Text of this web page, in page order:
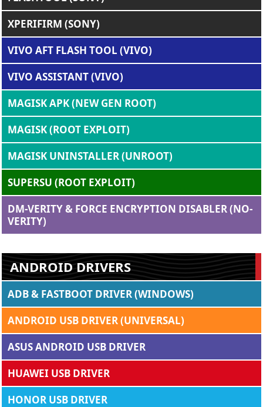
XPERIFIRM (SONY)
VIVO AFT FLASH TOOL (VIVO)
VIVO ASSISTANT (VIVO)
MAGISK APK (NEW GEN ROOT)
MAGISK (ROOT EXPLOIT)
MAGISK UNINSTALLER (UNROOT)
SUPERSU (ROOT EXPLOIT)
DM-VERITY & FORCE ENCRYPTION DISABLER (NO-
VERITY)
ANDROID DRIVERS
ADB & FASTBOOT DRIVER (WINDOWS)
ANDROID USB DRIVER (UNIVERSAL)
ASUS ANDROID USB DRIVER
HUAWEI USB DRIVER
HONOR USB DRIVER